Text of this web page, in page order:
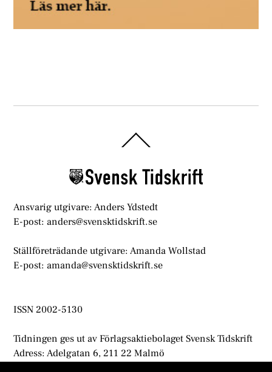
To
Ansvarig utgivare: Anders Ydstedt
E-post: anders@svensktidskrift.se
Ställföreträdande utgivare: Amanda Wollstad
E-post: amanda@svensktidskrift.se
ISSN 2002-5130
Tidningen ges ut av Förlagsaktiebolaget Svensk Tidskrift
Adress: Adelgatan 6, 211 22 Malmö